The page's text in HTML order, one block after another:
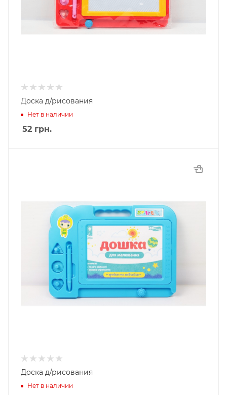
Доска д/рисования
Нет в наличии
52 грн.
Доска д/рисования
Нет в наличии